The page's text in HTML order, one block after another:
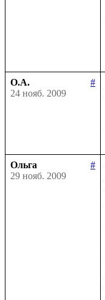
О.А.
#
24 нояб. 2009
Ольга
#
29 нояб. 2009